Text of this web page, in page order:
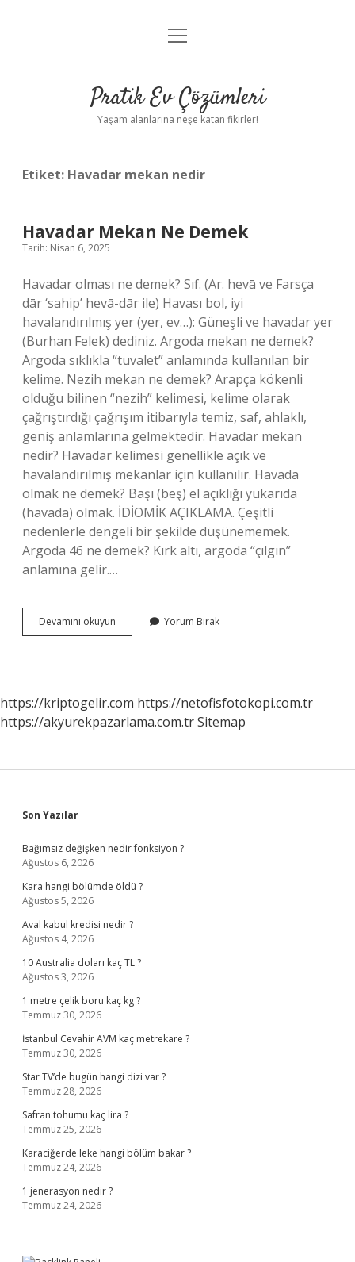
Anasayfa
Yasal Uyarı
menüyü
Pratik Ev Çözümleri
Yaşam alanlarına neşe katan fikirler!
Etiket: Havadar mekan nedir
Havadar Mekan Ne Demek
Tarih: Nisan 6, 2025
Havadar olması ne demek? Sıf. (Ar. hevā ve Farsça
dār ‘sahip’ hevā-dār ile) Havası bol, iyi
havalandırılmış yer (yer, ev…): Güneşli ve havadar yer
(Burhan Felek) dediniz. Argoda mekan ne demek?
Argoda sıklıkla “tuvalet” anlamında kullanılan bir
kelime. Nezih mekan ne demek? Arapça kökenli
olduğu bilinen “nezih” kelimesi, kelime olarak
çağrıştırdığı çağrışım itibarıyla temiz, saf, ahlaklı,
geniş anlamlarına gelmektedir. Havadar mekan
nedir? Havadar kelimesi genellikle açık ve
havalandırılmış mekanlar için kullanılır. Havada
olmak ne demek? Başı (beş) el açıklığı yukarıda
(havada) olmak. İDİOMİK AÇIKLAMA. Çeşitli
nedenlerle dengeli bir şekilde düşünememek.
Argoda 46 ne demek? Kırk altı, argoda “çılgın”
anlamına gelir.…
Devamını okuyun Havadar
Mekan
Yorum Bırak
https://kriptogelir.com https://netofisfotokopi.com.tr
https://akyurekpazarlama.com.trSitemap
Sidebar
Son Yazılar
Bağımsız değişken nedir fonksiyon ?
Ağustos 6, 2026
Kara hangi bölümde öldü ?
Ağustos 5, 2026
Aval kabul kredisi nedir ?
Ağustos 4, 2026
10 Australia doları kaç TL ?
Ağustos 3, 2026
1 metre çelik boru kaç kg ?
Temmuz 30, 2026
İstanbul Cevahir AVM kaç metrekare ?
Temmuz 30, 2026
Star TV’de bugün hangi dizi var ?
Temmuz 28, 2026
Safran tohumu kaç lira ?
Temmuz 25, 2026
Karaciğerde leke hangi bölüm bakar ?
Temmuz 24, 2026
1 jenerasyon nedir ?
Temmuz 24, 2026